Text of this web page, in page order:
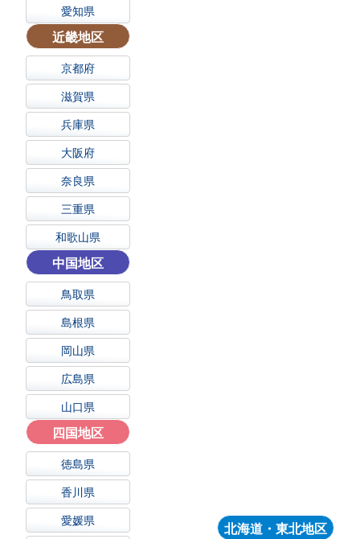
北海道・東北地区
愛知県
近畿地区
京都府
滋賀県
兵庫県
大阪府
奈良県
三重県
和歌山県
中国地区
鳥取県
島根県
岡山県
広島県
山口県
四国地区
徳島県
香川県
愛媛県